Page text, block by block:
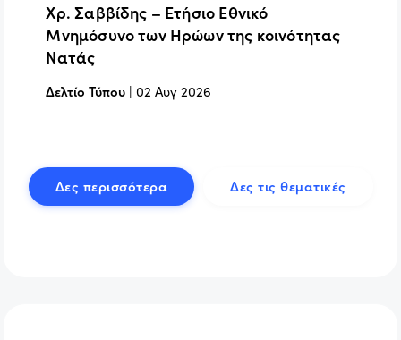
Χρ. Σαββίδης – Ετήσιο Εθνικό
Μνημόσυνο των Ηρώων της κοινότητας
Νατάς
Δελτίο Τύπου |02 Αυγ 2026
Δες περισσότερα Δες τις θεματικές